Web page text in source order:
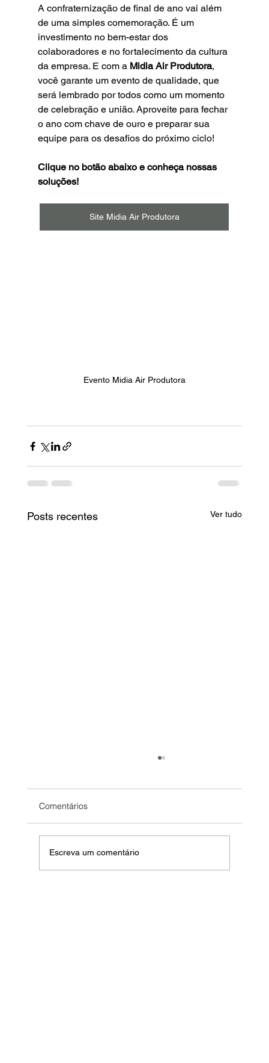
A confraternização de final de ano vai além
de uma simples comemoração. É um
investimento no bem-estar dos
colaboradores e no fortalecimento da cultura
da empresa. E com a Midia Air Produtora,
você garante um evento de qualidade, que
será lembrado por todos como um momento
de celebração e união. Aproveite para fechar
o ano com chave de ouro e preparar sua
equipe para os desafios do próximo ciclo!
Clique no botão abaixo e conheça nossas
soluções!
Site Midia Air Produtora
Evento Midia Air Produtora
Posts recentes Ver tudo
Comentários
Escreva um comentário